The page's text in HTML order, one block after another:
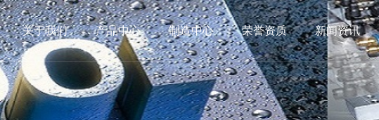
关于我们 产品中心 制造中心 荣誉资质 新闻资讯